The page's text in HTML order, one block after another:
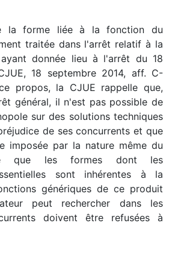
la forme liée à la fonction du
traitée dans l'arrêt relatif à la
donnée lieu à l'arrêt du 18
18 septembre 2014, aff. C-
propos, la CJUE rappelle que,
général, il n'est pas possible de
sur des solutions techniques
de ses concurrents et que
imposée par la nature même du
que les formes dont les
sont inhérentes à la
génériques de ce produit
peut rechercher dans les
doivent être refusées à